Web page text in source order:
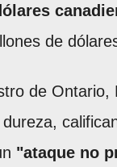
de
de Ontario,
"ataque no